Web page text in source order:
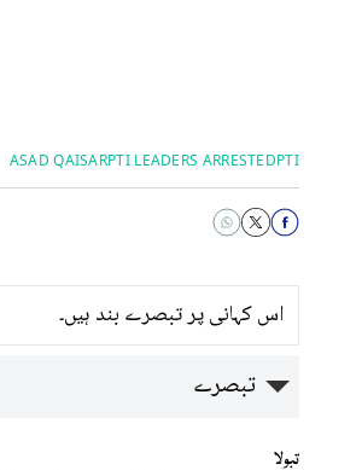
PTI
PTI LEADERS ARRESTED
ASAD QAISAR
اس کہانی پر تبصرے بند ہیں۔
تبصرے
تبولا